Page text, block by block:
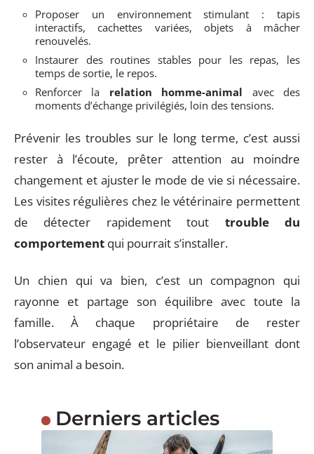
Proposer un environnement stimulant : tapis
interactifs, cachettes variées, objets à mâcher
renouvelés.
Instaurer des routines stables pour les repas, les
temps de sortie, le repos.
Renforcer la relation homme-animal avec des
moments d’échange privilégiés, loin des tensions.
Prévenir les troubles sur le long terme, c’est aussi
rester à l’écoute, prêter attention au moindre
changement et ajuster le mode de vie si nécessaire.
Les visites régulières chez le vétérinaire permettent
de détecter rapidement tout trouble du
comportement qui pourrait s’installer.
Un chien qui va bien, c’est un compagnon qui
rayonne et partage son équilibre avec toute la
famille. À chaque propriétaire de rester
l’observateur engagé et le pilier bienveillant dont
son animal a besoin.
Derniers articles